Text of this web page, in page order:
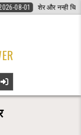
08-01 शेर और नन्ही